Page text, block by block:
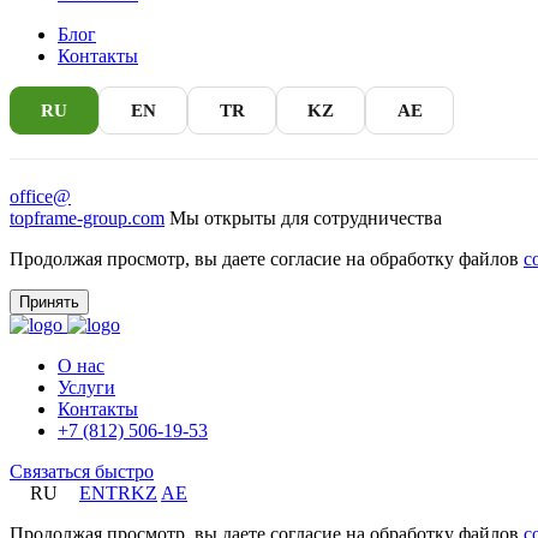
Блог
Контакты
RU EN TR KZ AE
office@
topframe-group.com Мы открыты для сотрудничества
Продолжая просмотр, вы даете согласие на обработку файлов
Принять
О нас
Услуги
Контакты
+7 (812) 506-19-53
Связаться быстро
RU
ENTRKZ AE
Продолжая просмотр, вы даете согласие на обработку файлов